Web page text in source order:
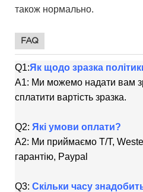
також нормально.
FAQ
Q1:Як щодо зразка
A1: Ми можемо надати вам
сплатити вартість зразка.
Q2: Які умови оплати?
A2: Ми приймаємо T/T,
гарантію, Paypal
Q3: Скільки часу